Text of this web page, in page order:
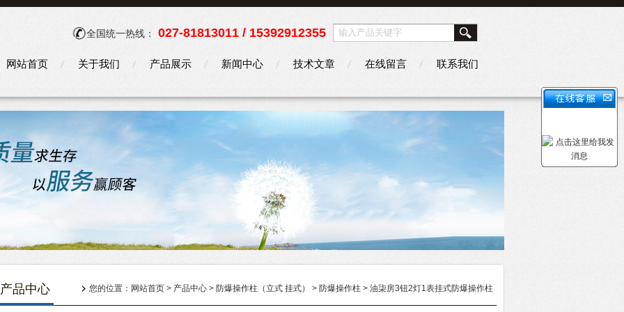
全国统一热线： 027-81813011 / 15392912355
网站首页 关于我们 产品展示 新闻中心 技术文章 在线留言 联系我们
产品中心 您的位置： 网站首页 > 产品中心 > 防爆操作柱（立式 挂式） > 防爆操作柱 > 油柒房3钮2灯1表挂式防爆操作柱